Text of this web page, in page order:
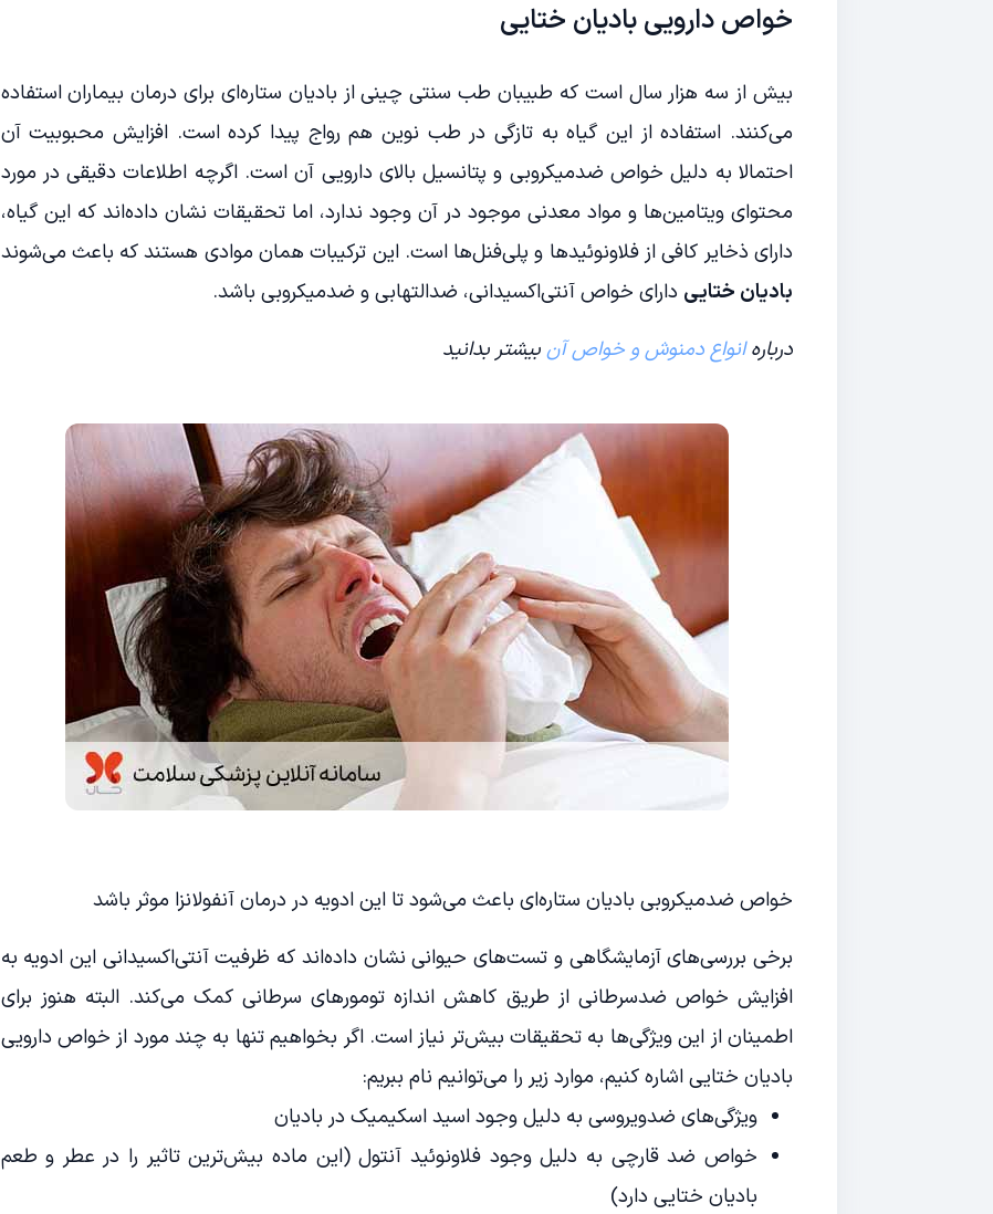
خواص دارویی بادیان ختایی
بیش از سه هزار سال است که طبیبان طب سنتی چینی از بادیان ستاره‌ای برای درمان بیماران استفاده
می‌کنند. استفاده از این گیاه به تازگی در طب نوین هم رواج پیدا کرده است. افزایش محبوبیت آن
احتمالا به دلیل خواص ضدمیکروبی و پتانسیل بالای دارویی آن است. اگرچه اطلاعات دقیقی در مورد
محتوای ویتامین‌ها و مواد معدنی موجود در آن وجود ندارد، اما تحقیقات نشان داده‌اند که این گیاه،
دارای ذخایر کافی از فلاونوئیدها و پلی‌فنل‌ها است. این ترکیبات همان موادی هستند که باعث می‌شوند
بادیان ختایی دارای خواص آنتی‌اکسیدانی، ضدالتهابی و ضدمیکروبی باشد.
دربارهانواع دمنوش و خواص آنبیشتر بدانید
خواص ضدمیکروبی بادیان ستاره‌ای باعث می‌شود تا این ادویه در درمان آنفولانزا موثر باشد
برخی بررسی‌های آزمایشگاهی و تست‌های حیوانی نشان داده‌اند که ظرفیت آنتی‌اکسیدانی این ادویه به
افزایش خواص ضدسرطانی از طریق کاهش اندازه تومورهای سرطانی کمک می‌کند. البته هنوز برای
اطمینان از این ویژگی‌ها به تحقیقات بیش‌تر نیاز است. اگر بخواهیم تنها به چند مورد از خواص دارویی
بادیان ختایی اشاره کنیم، موارد زیر را می‌توانیم نام ببریم:
ویژگی‌های ضدویروسی به دلیل وجود اسید اسکیمیک در بادیان
خواص ضد قارچی به دلیل وجود فلاونوئید آنتول (این ماده بیش‌ترین تاثیر را در عطر و طعم
بادیان ختایی دارد)